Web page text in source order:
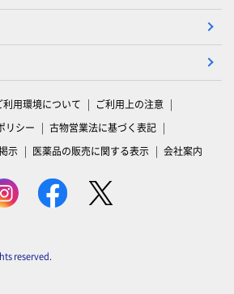
利用環境について
ご利用上の注意
リシー
古物営業法に基づく表記
示
医薬品の販売に関する表示 会社案内
reserved.